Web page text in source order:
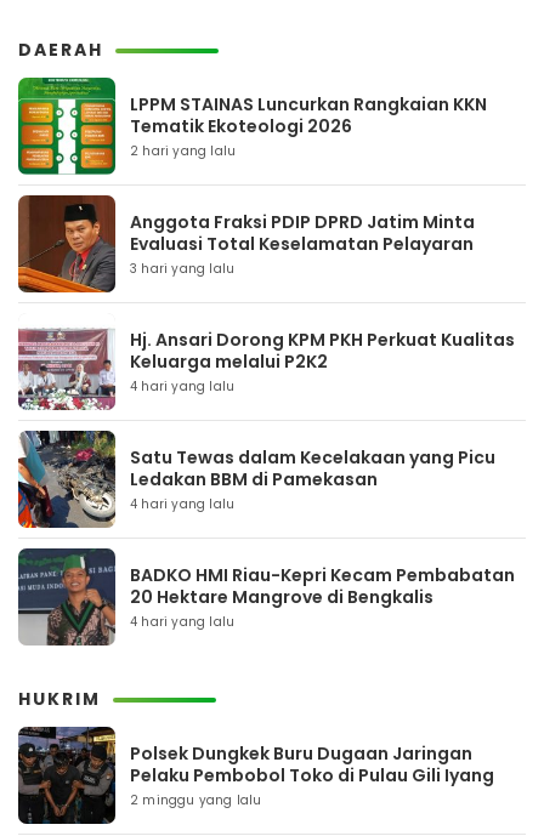
DAERAH
LPPM STAINAS Luncurkan Rangkaian KKN
Tematik Ekoteologi 2026
2 hari yang lalu
Anggota Fraksi PDIP DPRD Jatim Minta
Evaluasi Total Keselamatan Pelayaran
3 hari yang lalu
Hj. Ansari Dorong KPM PKH Perkuat Kualitas
Keluarga melalui P2K2
4 hari yang lalu
Satu Tewas dalam Kecelakaan yang Picu
Ledakan BBM di Pamekasan
4 hari yang lalu
BADKO HMI Riau-Kepri Kecam Pembabatan
20 Hektare Mangrove di Bengkalis
4 hari yang lalu
HUKRIM
Polsek Dungkek Buru Dugaan Jaringan
Pelaku Pembobol Toko di Pulau Gili Iyang
2 minggu yang lalu